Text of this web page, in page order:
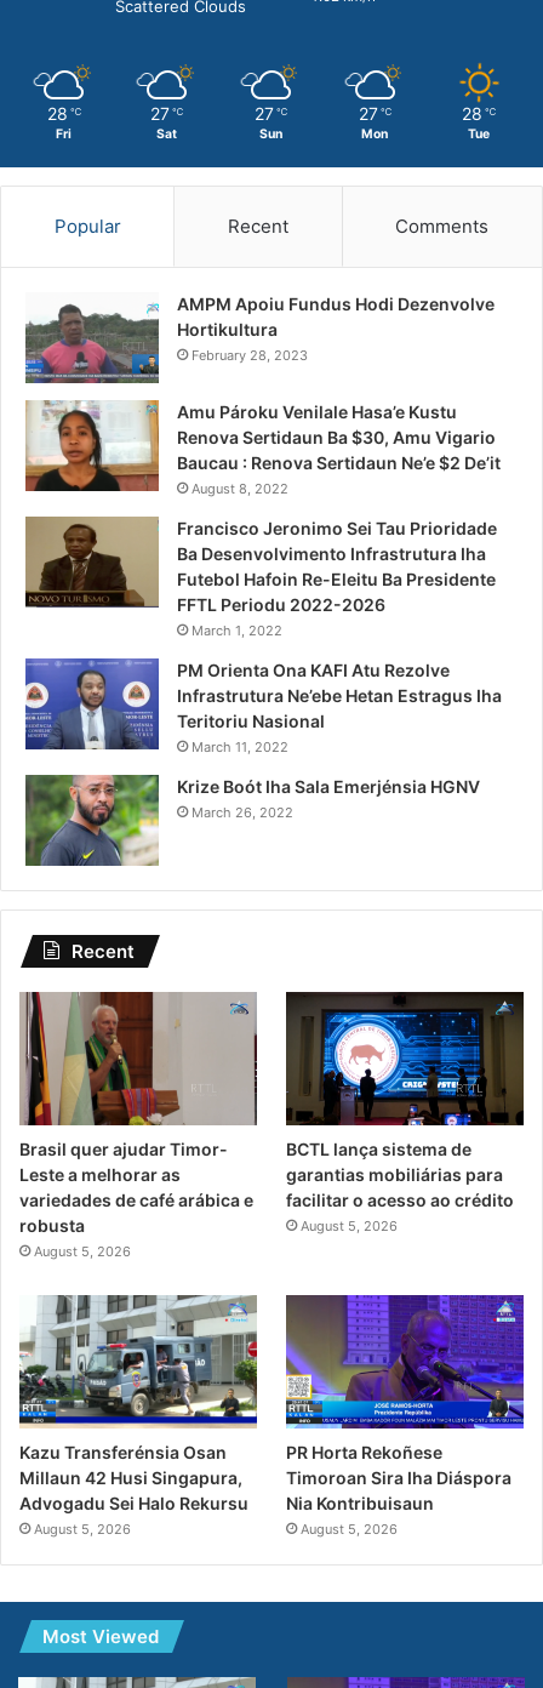
Scattered Clouds
28 ℃
Fri
27 ℃
Sat
27 ℃
Sun
27 ℃
Mon
28 ℃
Tue
Popular Recent Comments
AMPM Apoiu Fundus Hodi Dezenvolve
Hortikultura
February 28, 2023
Amu Pároku Venilale Hasa’e Kustu
Renova Sertidaun Ba $30, Amu Vigario
Baucau : Renova Sertidaun Ne’e $2 De’it
August 8, 2022
Francisco Jeronimo Sei Tau Prioridade
Ba Desenvolvimento Infrastrutura Iha
Futebol Hafoin Re-Eleitu Ba Presidente
FFTL Periodu 2022-2026
March 1, 2022
PM Orienta Ona KAFI Atu Rezolve
Infrastrutura Ne’ebe Hetan Estragus Iha
Teritoriu Nasional
March 11, 2022
Krize Boót Iha Sala Emerjénsia HGNV
March 26, 2022
Recent
Brasil quer ajudar Timor-
Leste a melhorar as
variedades de café arábica e
robusta
August 5, 2026
BCTL lança sistema de
garantias mobiliárias para
facilitar o acesso ao crédito
August 5, 2026
Kazu Transferénsia Osan
Millaun 42 Husi Singapura,
Advogadu Sei Halo Rekursu
August 5, 2026
PR Horta Rekoñese
Timoroan Sira Iha Diáspora
Nia Kontribuisaun
August 5, 2026
Most Viewed